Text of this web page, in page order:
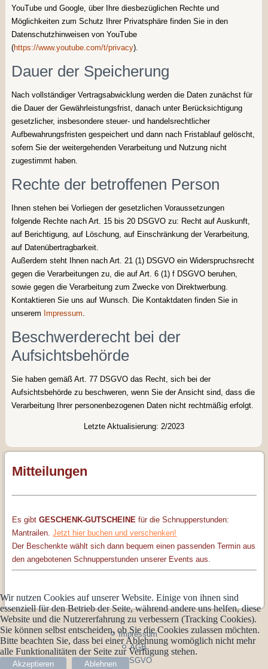
YouTube und Google, über Ihre diesbezüglichen Rechte und
Möglichkeiten zum Schutz Ihrer Privatsphäre finden Sie in den
Datenschutzhinweisen von YouTube
(https://www.youtube.com/t/privacy).
Dauer der Speicherung
Nach vollständiger Vertragsabwicklung werden die Daten zunächst für
die Dauer der Gewährleistungsfrist, danach unter Berücksichtigung
gesetzlicher, insbesondere steuer- und handelsrechtlicher
Aufbewahrungsfristen gespeichert und dann nach Fristablauf gelöscht,
sofern Sie der weitergehenden Verarbeitung und Nutzung nicht
zugestimmt haben.
Rechte der betroffenen Person
Ihnen stehen bei Vorliegen der gesetzlichen Voraussetzungen
folgende Rechte nach Art. 15 bis 20 DSGVO zu: Recht auf Auskunft,
auf Berichtigung, auf Löschung, auf Einschränkung der Verarbeitung,
auf Datenübertragbarkeit.
Außerdem steht Ihnen nach Art. 21 (1) DSGVO ein Widerspruchsrecht
gegen die Verarbeitungen zu, die auf Art. 6 (1) f DSGVO beruhen,
sowie gegen die Verarbeitung zum Zwecke von Direktwerbung.
Kontaktieren Sie uns auf Wunsch. Die Kontaktdaten finden Sie in
unserem Impressum
Beschwerderecht bei der
Aufsichtsbehörde
Sie haben gemäß Art. 77 DSGVO das Recht, sich bei der
Aufsichtsbehörde zu beschweren, wenn Sie der Ansicht sind, dass die
Verarbeitung Ihrer personenbezogenen Daten nicht rechtmäßig erfolgt.
Letzte Aktualisierung: 2/2023
Mitteilungen
Es gibtGESCHENK-GUTSCHEINEfür die Schnupperstunden:
Mantrailen.Jetzt hier buchen und verschenken!
Der Beschenkte wählt sich dann bequem einen passenden Termin aus
den angebotenen Schnupperstunden unserer Events aus.
Impressum
AGB
DSGVO
Wir nutzen Cookies auf unserer Website. Einige von ihnen sind
essenziell für den Betrieb der Seite, während andere uns helfen, diese
Website und die Nutzererfahrung zu verbessern (Tracking Cookies).
Sie können selbst entscheiden, ob Sie die Cookies zulassen möchten.
Bitte beachten Sie, dass bei einer Ablehnung womöglich nicht mehr
alle Funktionalitäten der Seite zur Verfügung stehen.
Akzeptieren Ablehnen